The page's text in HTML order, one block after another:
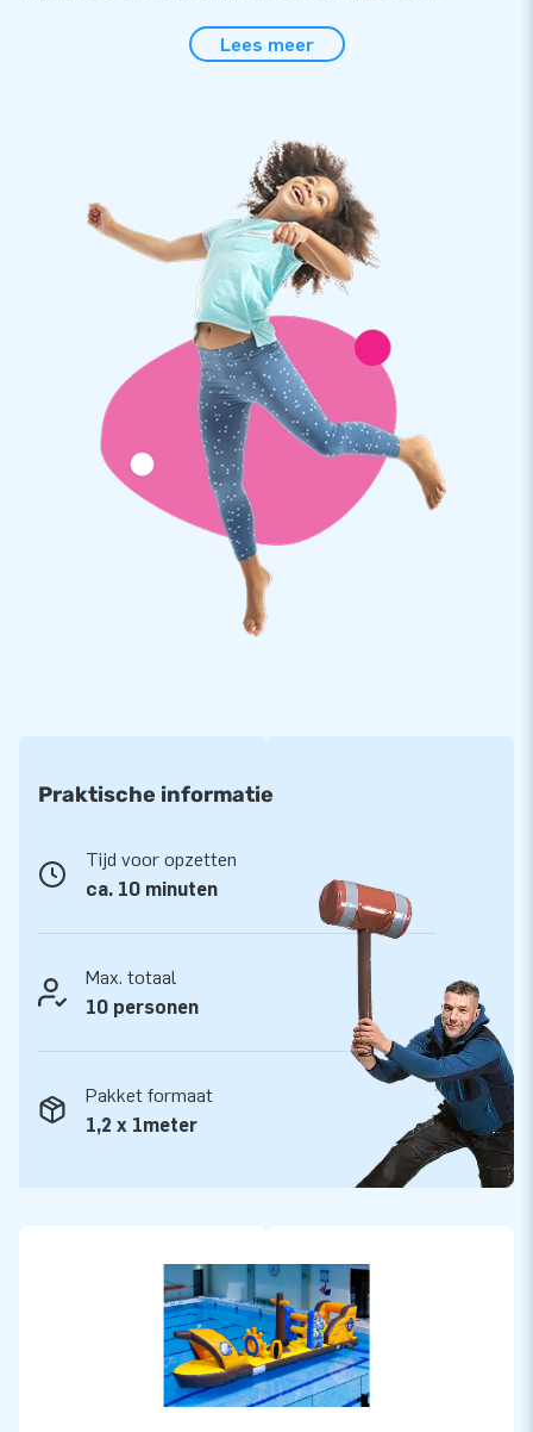
Bij elke attractie krijg je van ons een erkend
verankerpunten, waar verankermateriaal aan bevestigd dient
te worden zodat het object op zijn plaats blijft. Zo kan
iedereen veilig aan boord van dit zwembadschip stappen.
JB’s topkwaliteit
Al onze waterspelen zijn gemaakt van sterke, hoogfrequent
gelaste PVC doeken van 900 gram/m2. Op deze manier
garanderen wij de topkwaliteit van onze producten. De
doeken beschikken over een beschermlaag die bestand is
tegen chloor en invloeden van open water. Zo haal jij een
duurzaam product in huis dat ook nog eens gemakkelijk
schoon te houden is. Op dit Piraten Schip krijg je 1 jaar
Koop dit 10 meter lange zwembadschip met piraten thema en
bezorg kinderen een onvergetelijke dag.
Kies ook voor JB, net als 15.000 andere klanten
opblaasattracties op grootse wijze! Onze klanten zijn
ook ervaren waarom klanten ons ook wel ‘creators of
greatness’ noemen? Probeer het zelf!
Lees meer
Praktische informatie
Tijd voor opzetten
ca. 10 minuten
Max. totaal
10 personen
Pakket formaat
1,2 x 1meter